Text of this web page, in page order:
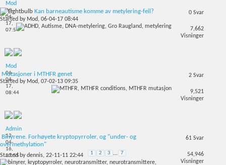
Mod
06-
04-
17,
07:54
Kan barneautisme komme av metylering-feil?
Started by Mod, 06-04-17 08:44
0 Svar
7,662
Visninger
Mod
06-
04-
17,
08:44
Mutasjoner i MTHFR genet
Started by Mod, 07-02-13 09:35
2 Svar
9,521
Visninger
Admin
12-
04-
16,
13:55
Binyrene. Forhøyete kryptopyrroler, og "under- og
overmethylation"
Started bydennis, 22-11-11 22:44 1 2 3 ... 7
61 Svar
54,946
Visninger